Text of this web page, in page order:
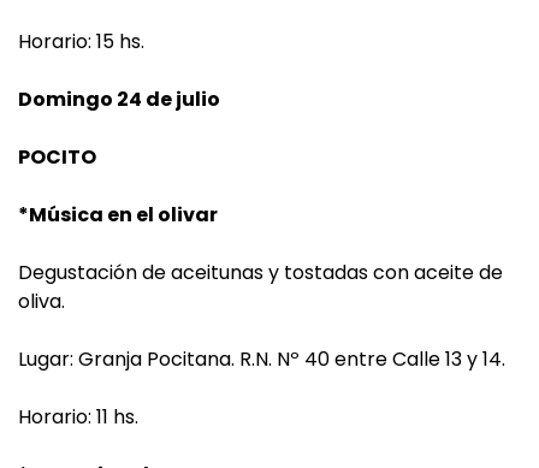
Horario: 15 hs.
Domingo 24 de julio
POCITO
*Música en el olivar
Degustación de aceitunas y tostadas con aceite de
oliva.
Lugar: Granja Pocitana. R.N. Nº 40 entre Calle 13 y 14.
Horario: 11 hs.